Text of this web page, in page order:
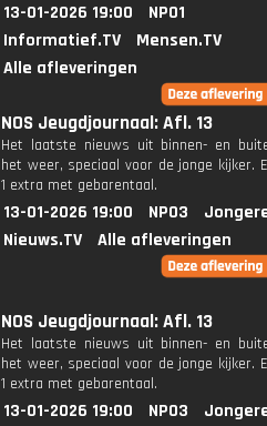
13-01-2026 19:00
NPO1
Informatief.TV
Mensen.TV
Alle afleveringen
NOS Jeugdjournaal: Afl. 13
Het laatste nieuws uit binnen- en
het weer, speciaal voor de jonge kijker.
1 extra met gebarentaal.
13-01-2026 19:00 NPO3
Nieuws.TV
Alle afleveringen
NOS Jeugdjournaal: Afl. 13
Het laatste nieuws uit binnen- en
het weer, speciaal voor de jonge kijker.
1 extra met gebarentaal.
13-01-2026 19:00 NPO3